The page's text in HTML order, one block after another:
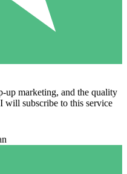
up marketing, and the quality
will subscribe to this service